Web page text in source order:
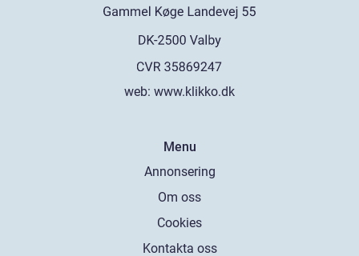
web: www.klikko.dk
Menu
Annonsering
Om oss
Cookies
Kontakta oss